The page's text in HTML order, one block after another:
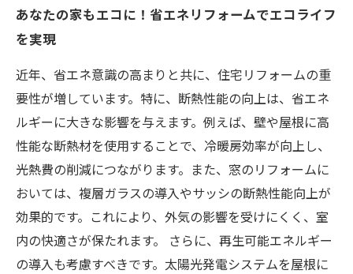
あなたの家もエコに！省エネリフォームでエコライフ
を実現
近年、省エネ意識の高まりと共に、住宅リフォームの重
要性が増しています。特に、断熱性能の向上は、省エネ
ルギーに大きな影響を与えます。例えば、壁や屋根に高
性能な断熱材を使用することで、冷暖房効率が向上し、
光熱費の削減につながります。また、窓のリフォームに
おいては、複層ガラスの導入やサッシの断熱性能向上が
効果的です。これにより、外気の影響を受けにくく、室
内の快適さが保たれます。 さらに、再生可能エネルギー
の導入も考慮すべきです。太陽光発電システムを屋根に